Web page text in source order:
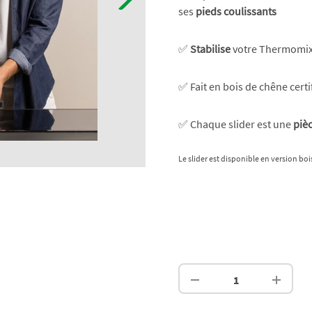
ses pieds coulissants
✅ Stabilisevotre
✅ Fait en bois de chêne
✅ Chaque slider est une
Le slider est disponible en version